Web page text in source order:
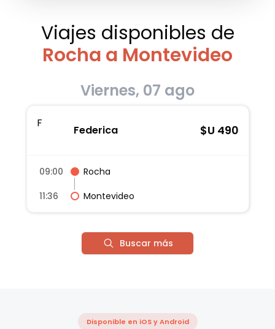
Viajes disponibles de
Rocha a Montevideo
Viernes, 07 ago
F
Federica $U 490
09:00
Rocha
11:36
Montevideo
Buscar más
Disponible en iOS y Android